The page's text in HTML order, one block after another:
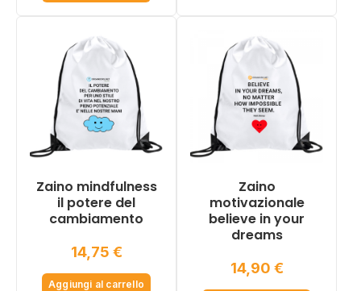
Zaino mindfulness
il potere del
cambiamento
14,75 €
Aggiungi al carrello
Zaino
motivazionale
believe in your
dreams
14,90 €